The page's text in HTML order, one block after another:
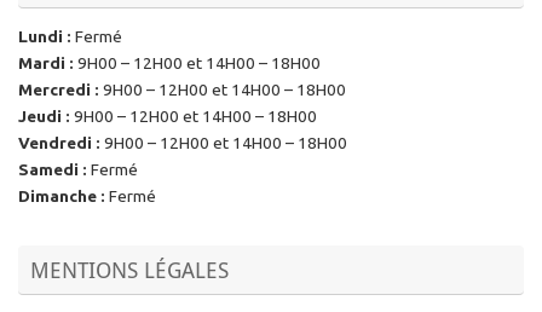
Lundi : Fermé
Mardi : 9H00 – 12H00 et 14H00 – 18H00
Mercredi : 9H00 – 12H00 et 14H00 – 18H00
Jeudi : 9H00 – 12H00 et 14H00 – 18H00
Vendredi : 9H00 – 12H00 et 14H00 – 18H00
Samedi : Fermé
Dimanche : Fermé
MENTIONS LÉGALES